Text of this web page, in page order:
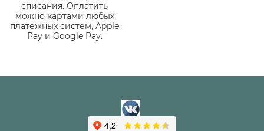
списания. Оплатить
можно картами любых
платежных систем, Apple
Pay и Google Pay.